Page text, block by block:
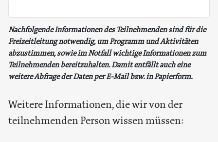
Nachfolgende Informationen des Teilnehmenden sind für die
Freizeitleitung notwendig, um Programm und Aktivitäten
abzustimmen, sowie im Notfall wichtige Informationen zum
Teilnehmenden bereitzuhalten. Damit entfällt auch eine
weitere Abfrage der Daten per E-Mail bzw. in Papierform.
Weitere Informationen, die wir von der
teilnehmenden Person wissen müssen: